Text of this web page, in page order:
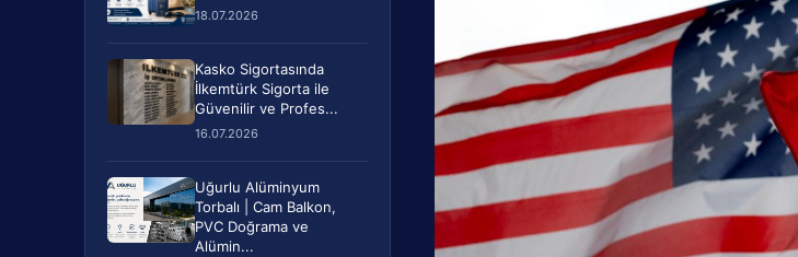
18.07.2026
Kasko Sigortasında
İlkemtürk Sigorta ile
Güvenilir ve Profes...
16.07.2026
Uğurlu Alüminyum
Torbalı | Cam Balkon,
PVC Doğrama ve
Alümin...